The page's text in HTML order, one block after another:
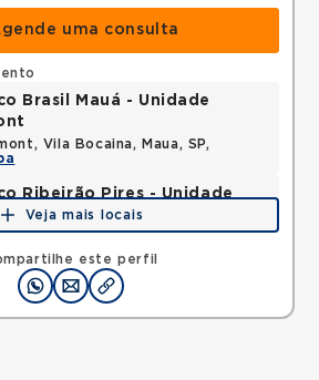
uma consulta
este perfil
Brasil Mauá - Unidade
Vila Bocaina, Maua, SP,
Ribeirão Pires - Unidade
Preta, Nucleo Colonial, Ribeirao
•Mapa
Veja mais locais